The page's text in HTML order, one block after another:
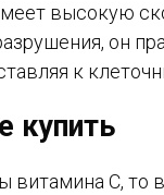
высокую
он
к
купить
витамина С,